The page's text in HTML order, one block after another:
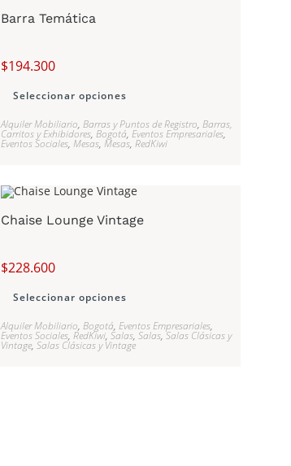
Barra Temática
$194.300
Seleccionar opciones
Alquiler Mobiliario, Barras y Puntos de Registro, Barras,
Carritos y Exhibidores, Bogotá, Eventos Empresariales,
Eventos Sociales, Mesas, Mesas, RedKiwi
Chaise Lounge Vintage
$228.600
Seleccionar opciones
Alquiler Mobiliario, Bogotá, Eventos Empresariales,
Eventos Sociales, RedKiwi, Salas, Salas, Salas Clásicas y
Vintage, Salas Clásicas y Vintage